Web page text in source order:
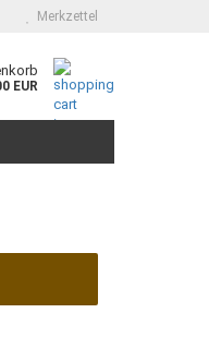
Merkzettel
EUR